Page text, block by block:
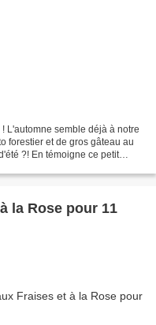
L'automne semble déjà à notre
forestier et de gros gâteau au
?! En témoigne ce petit
la Rose pour 11